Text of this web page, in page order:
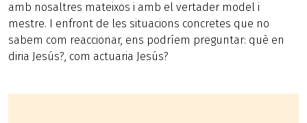
amb nosaltres mateixos i amb el vertader model i
mestre. I enfront de les situacions concretes que no
sabem com reaccionar, ens podríem preguntar: què en
diria Jesús?, com actuaria Jesús?